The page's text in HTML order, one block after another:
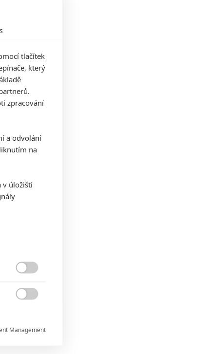
tlačítek
který
zpracování
a odvolání
na
v úložišti

Management